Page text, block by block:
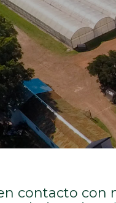
contacto con